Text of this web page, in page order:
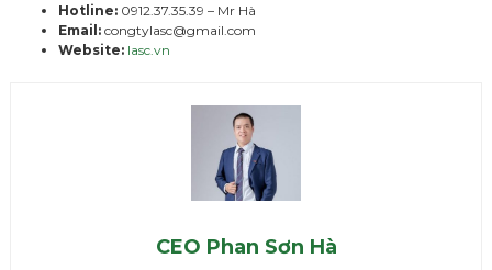
Hotline: 0912.37.35.39 – Mr Hà
Email: congtylasc@gmail.com
Website: lasc.vn
CEO Phan Sơn Hà